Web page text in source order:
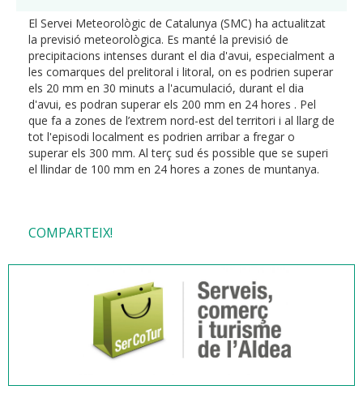
El Servei Meteorològic de Catalunya (SMC) ha actualitzat
la previsió meteorològica. Es manté la previsió de
precipitacions intenses durant el dia d'avui, especialment a
les comarques del prelitoral i litoral, on es podrien superar
els 20 mm en 30 minuts a l'acumulació, durant el dia
d'avui, es podran superar els 200 mm en 24 hores . Pel
que fa a zones de l’extrem nord-est del territori i al llarg de
tot l'episodi localment es podrien arribar a fregar o
superar els 300 mm. Al terç sud és possible que se superi
el llindar de 100 mm en 24 hores a zones de muntanya.
COMPARTEIX!